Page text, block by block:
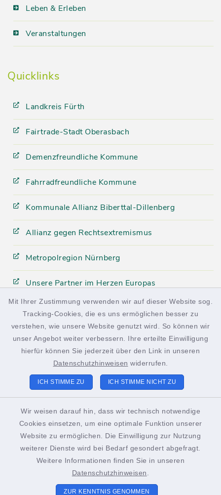
Mit Ihrer Zustimmung verwenden wir auf dieser Website sog.
Tracking-Cookies, die es uns ermöglichen besser zu
verstehen, wie unsere Website genutzt wird. So können wir
unser Angebot weiter verbessern. Ihre erteilte Einwilligung
hierfür können Sie jederzeit über den Link in unseren
Datenschutzhinweisen widerrufen.
ICH STIMME ZU ICH STIMME NICHT ZU
Wir weisen darauf hin, dass wir technisch notwendige
Cookies einsetzen, um eine optimale Funktion unserer
Website zu ermöglichen. Die Einwilligung zur Nutzung
weiterer Dienste wird bei Bedarf gesondert abgefragt.
Weitere Informationen finden Sie in unseren
Datenschutzhinweisen
ZUR KENNTNIS GENOMMEN
Leben & Erleben
Veranstaltungen
Quicklinks
Landkreis Fürth
Fairtrade-Stadt Oberasbach
Demenzfreundliche Kommune
Fahrradfreundliche Kommune
Kommunale Allianz Biberttal-Dillenberg
Allianz gegen Rechtsextremismus
Metropolregion Nürnberg
Unsere Partner im Herzen Europas
facebook
instagram
Kontakt
Datenschutz
Impressum
Sitemap